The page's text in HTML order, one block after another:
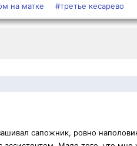
на матке #третье кесарево
сапожник, ровно